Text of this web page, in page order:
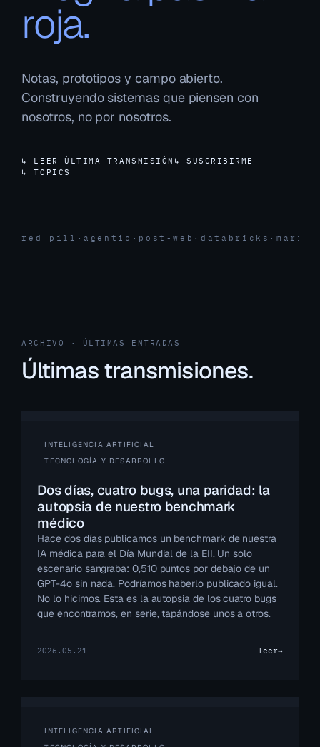
roja.
Notas, prototipos y campo abierto.
Construyendo sistemas que piensen con
nosotros, no por nosotros.
↳ LEER ÚLTIMA TRANSMISIÓN ↳ SUSCRIBIRME
↳ TOPICS
red pill ·agentic · post-web ·databricks ·
ARCHIVO · ÚLTIMAS ENTRADAS
Últimas transmisiones.
INTELIGENCIA ARTIFICIAL
TECNOLOGÍA Y DESARROLLO
Dos días, cuatro bugs, una paridad: la
autopsia de nuestro benchmark
médico
Hace dos días publicamos un benchmark de nuestra
IA médica para el Día Mundial de la EII. Un solo
escenario sangraba: 0,510 puntos por debajo de un
GPT-4o sin nada. Podríamos haberlo publicado igual.
No lo hicimos. Esta es la autopsia de los cuatro bugs
que encontramos, en serie, tapándose unos a otros.
2026.05.21 leer→
INTELIGENCIA ARTIFICIAL